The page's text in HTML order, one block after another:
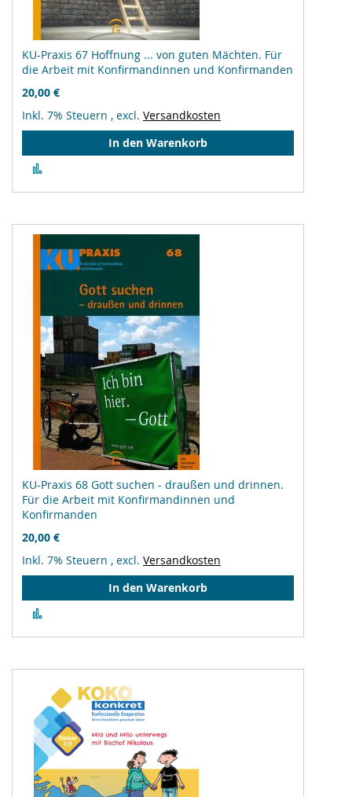
KU-Praxis 67 Hoffnung ... von guten Mächten. Für
die Arbeit mit Konfirmandinnen und Konfirmanden
20,00 €
Inkl. 7% Steuern , excl. Versandkosten
In den Warenkorb
hinzufügen
KU-Praxis 68 Gott suchen - draußen und drinnen.
Für die Arbeit mit Konfirmandinnen und
Konfirmanden
20,00 €
Inkl. 7% Steuern , excl. Versandkosten
In den Warenkorb
hinzufügen